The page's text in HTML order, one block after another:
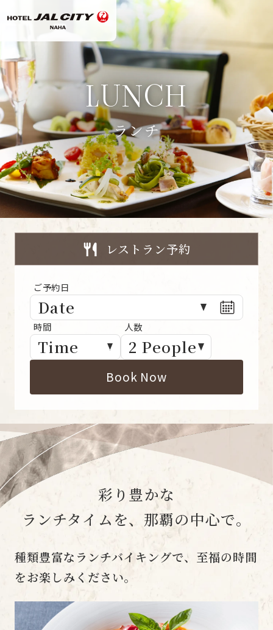
LUNCH
ランチ
レストラン予約
Date
Time
2 People
Book Now
彩り豊かな
ランチタイムを、那覇の中心で。
種類豊富なランチバイキングで、至福の時間
をお楽しみください。